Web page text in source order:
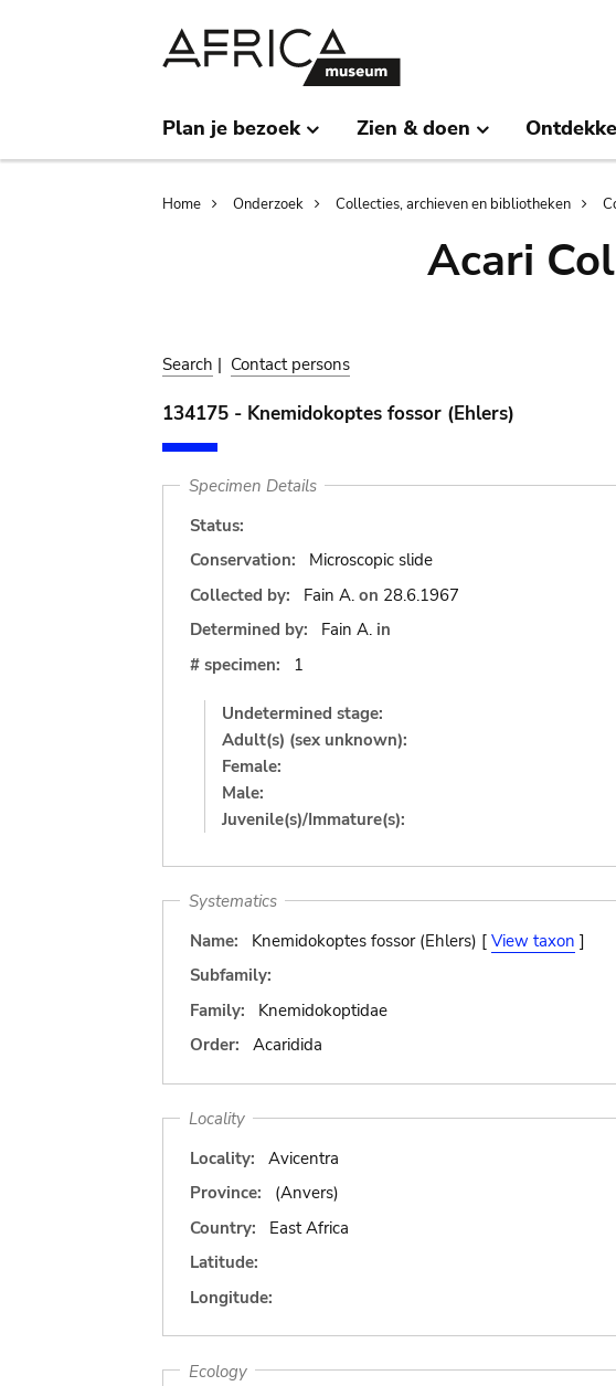
Plan je bezoek Zien & doen
Breadcrumb
Home Onderzoek Collecties, archieven en bibliotheken
Acari
Search | Contact persons
134175 - Knemidokoptes fossor (Ehlers)
Specimen Details
Status:
Conservation:
Microscopic slide
Collected by:
Fain A. on 28.6.1967
Determined by:
Fain A. in
# specimen:
1
Undetermined stage:
Adult(s) (sex unknown):
Female:
Male:
Juvenile(s)/Immature(s):
Systematics
Name:
Knemidokoptes fossor (Ehlers) [ View taxon ]
Subfamily:
Family:
Knemidokoptidae
Order:
Acaridida
Locality
Locality:
Avicentra
Province:
(Anvers)
Country:
East Africa
Latitude:
Longitude:
Ecology